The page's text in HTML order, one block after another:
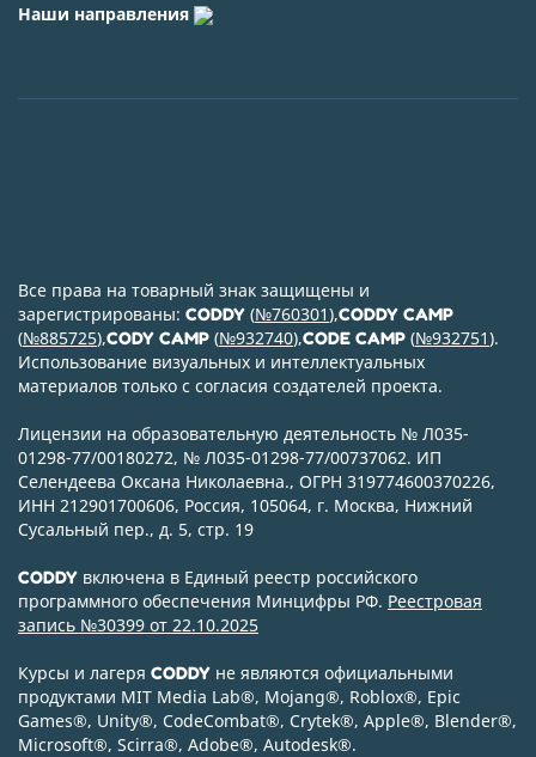
Наши направления
Все права на товарный знак защищены и
зарегистрированы: CODDY (№760301),CODDY CAMP
(№885725),CODY CAMP (№932740),CODE CAMP (№932751).
Использование визуальных и интеллектуальных
материалов только с согласия создателей проекта.
Лицензии на образовательную деятельность № Л035-
01298-77/00180272, № Л035-01298-77/00737062. ИП
Селендеева Оксана Николаевна., ОГРН 319774600370226,
ИНН 212901700606, Россия, 105064, г. Москва, Нижний
Сусальный пер., д. 5, стр. 19
CODDY включена в Единый реестр российского
программного обеспечения Минцифры РФ. Реестровая
запись №30399 от 22.10.2025
Курсы и лагеря CODDY не являются официальными
продуктами MIT Media Lab®, Mojang®, Roblox®, Epic
Games®, Unity®, CodeСombat®, Crytek®, Apple®, Blender®,
Microsoft®, Scirra®, Adobe®, Autodesk®.